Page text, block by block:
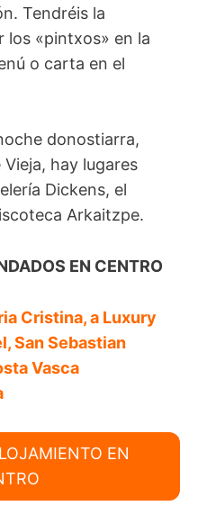
Tendréis la
«pintxos» en la
o carta en el
donostiarra,
hay lugares
Dickens, el
Arkaitzpe.
EN CENTRO
Cristina, a Luxury
San Sebastian
Vasca
EN